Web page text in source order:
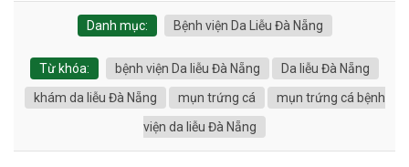
Danh mục: Bệnh viện Da Liễu Đà Nẵng
Từ khóa: bệnh viện Da liễu Đà Nẵng
Da liễu Đà Nẵng
khám da liễu Đà Nẵng
mụn trứng cá
mụn trứng cá bệnh
viện da liễu Đà Nẵng